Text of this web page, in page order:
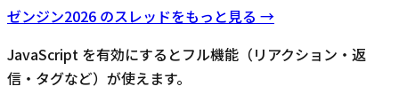
ゼンジン2026 のスレッドをもっと見る →
JavaScript を有効にするとフル機能（リアクション・返
信・タグなど）が使えます。